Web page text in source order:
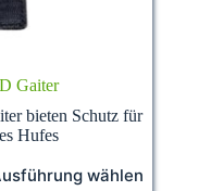
Gaiter
bieten Schutz für
Hufes
wählen